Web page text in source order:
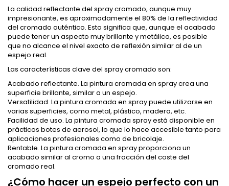
La calidad reflectante del spray cromado, aunque muy
impresionante, es aproximadamente el 80% de la reflectividad
del cromado auténtico. Esto significa que, aunque el acabado
puede tener un aspecto muy brillante y metálico, es posible
que no alcance el nivel exacto de reflexión similar al de un
espejo real.
Las características clave del spray cromado son:
Acabado reflectante. La pintura cromada en spray crea una
superficie brillante, similar a un espejo.
Versatilidad. La pintura cromada en spray puede utilizarse en
varias superficies, como metal, plástico, madera, etc.
Facilidad de uso. La pintura cromada spray está disponible en
prácticos botes de aerosol, lo que lo hace accesible tanto para
aplicaciones profesionales como de bricolaje.
Rentable. La pintura cromada en spray proporciona un
acabado similar al cromo a una fracción del coste del
cromado real.
¿Cómo hacer un espejo perfecto con un